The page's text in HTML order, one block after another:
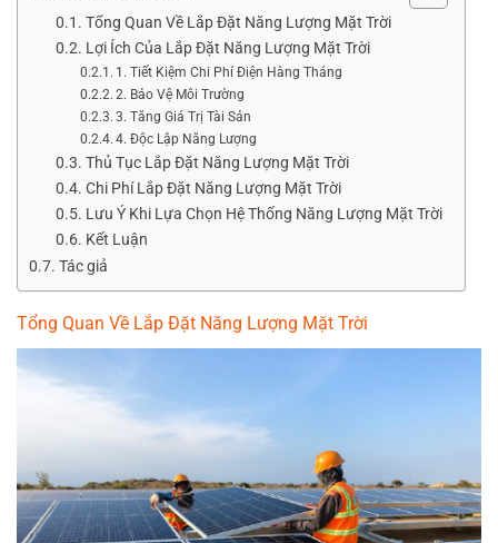
Tổng Quan Về Lắp Đặt Năng Lượng Mặt Trời
Lợi Ích Của Lắp Đặt Năng Lượng Mặt Trời
1. Tiết Kiệm Chi Phí Điện Hàng Tháng
2. Bảo Vệ Môi Trường
3. Tăng Giá Trị Tài Sản
4. Độc Lập Năng Lượng
Thủ Tục Lắp Đặt Năng Lượng Mặt Trời
Chi Phí Lắp Đặt Năng Lượng Mặt Trời
Lưu Ý Khi Lựa Chọn Hệ Thống Năng Lượng Mặt Trời
Kết Luận
Tác giả
Tổng Quan Về Lắp Đặt Năng Lượng Mặt Trời